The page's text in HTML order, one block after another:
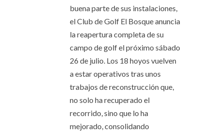
buena parte de sus instalaciones,
el Club de Golf El Bosque anuncia
la reapertura completa de su
campo de golf el próximo sábado
26 de julio. Los 18 hoyos vuelven
a estar operativos tras unos
trabajos de reconstrucción que,
no solo ha recuperado el
recorrido, sino que lo ha
mejorado, consolidando